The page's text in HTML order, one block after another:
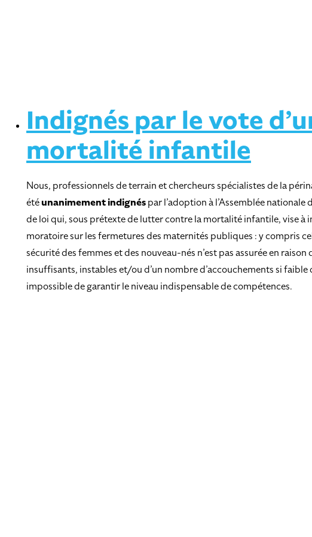
Indignés par le vote
mortalité infantile
Nous, professionnels de terrain et chercheurs spécialistes de la
étéunanimement indignéspar l’adoption à l’Assemblée nationale
de loi qui, sous prétexte de lutter contre la mortalité infantile, vise à
moratoire sur les fermetures des maternités publiques : y compris
sécurité des femmes et des nouveau-nés n’est pas assurée en raison
insuffisants, instables et/ou d’un nombre d’accouchements si faible
impossible de garantir le niveau indispensable de compétences.